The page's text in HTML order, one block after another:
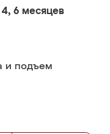
4, 6 месяцев
и подъем